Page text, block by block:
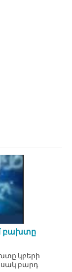
բախտը
կբերի
բարդ